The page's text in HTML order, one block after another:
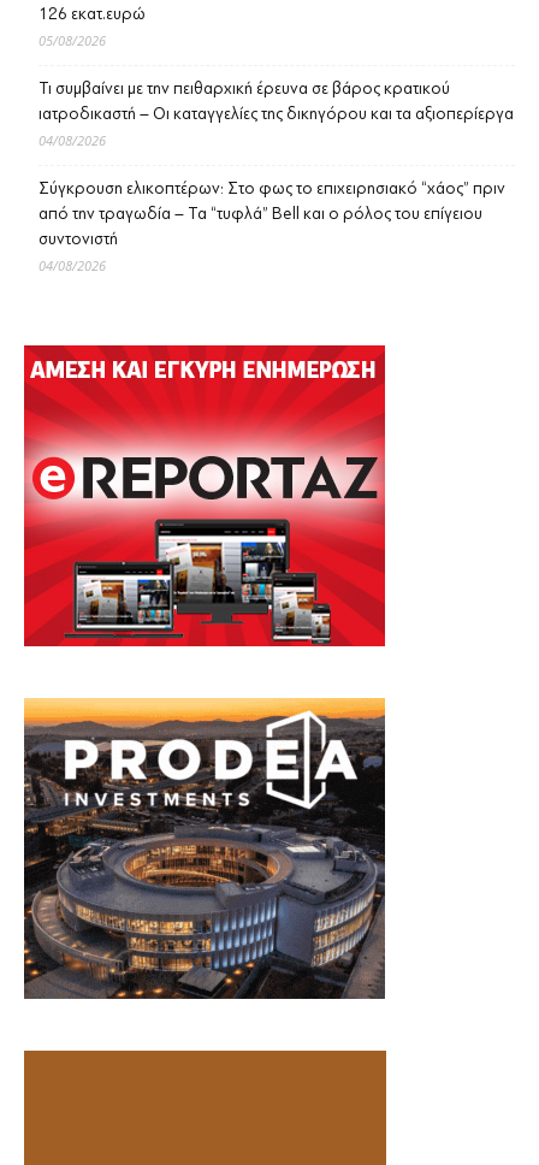
126 εκατ.ευρώ
05/08/2026
Τι συμβαίνει με την πειθαρχική έρευνα σε βάρος κρατικού
ιατροδικαστή – Οι καταγγελίες της δικηγόρου και τα αξιοπερίεργα
04/08/2026
Σύγκρουση ελικοπτέρων: Στο φως το επιχειρησιακό “χάος” πριν
από την τραγωδία – Τα “τυφλά” Bell και ο ρόλος του επίγειου
συντονιστή
04/08/2026